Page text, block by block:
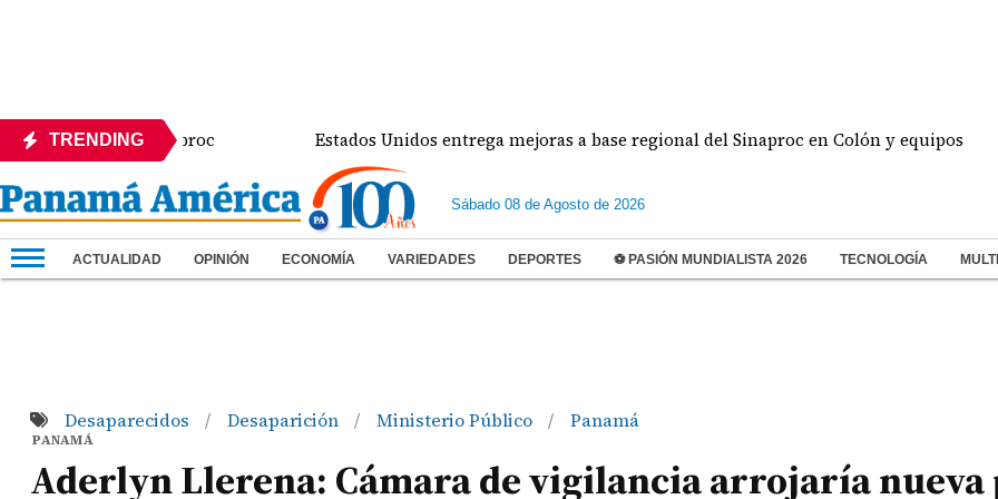
TRENDING
de Sinaproc Estados Unidos entrega mejoras a base regional del Sinaproc en Colón y equipos
Sábado 08 de Agosto de 2026
ACTUALIDAD OPINIÓN ECONOMÍA VARIEDADES DEPORTES ⚽ PASIÓN MUNDIALISTA 2026 TECNOLOGÍA
Desaparecidos / Desaparición / Ministerio Público / Panamá
PANAMÁ
Aderlyn Llerena: Cámara de vigilancia arrojaría nueva